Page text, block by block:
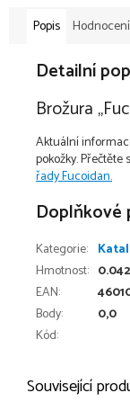
Popis Hodnocení
Detailní
Brožura
Aktuální
pokožky.
řady Fucoidan.
Doplňkové
Kategorie:
Hmotnost:
EAN:
Body:
0,0
Kód:
Související